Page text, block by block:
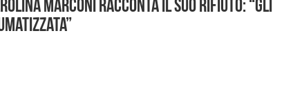
Marconi racconta il suo rifiuto: “Gli